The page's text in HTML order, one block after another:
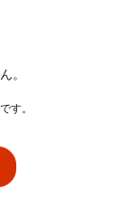
。
す。